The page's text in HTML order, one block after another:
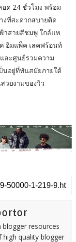
ด 24 ชั่วโมง พร้อม
งที่สะดวกสบายติด
าสายสีชมพู ใกล้แห
อิมแพ็ค เลคฟร้อนท์
ละศูนย์รวมความ
นอยู่ที่ทันสมัยภายใต้
วยงามของวิว
blogger resources
high quality blogger